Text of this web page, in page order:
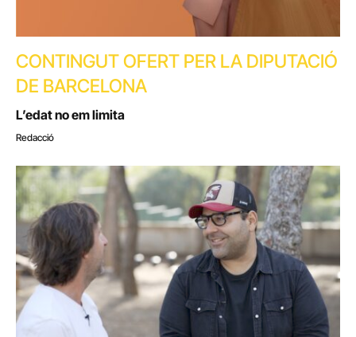
CONTINGUT OFERT PER LA DIPUTACIÓ
DE BARCELONA
L’edat no em limita
Redacció